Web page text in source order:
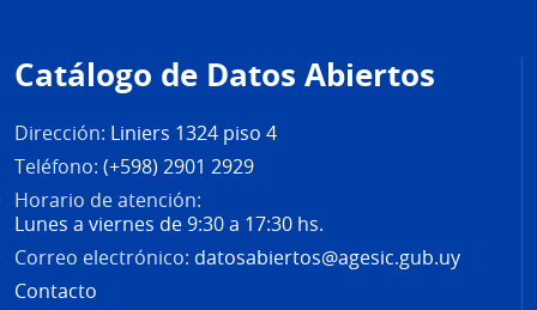
de
página
Catálogo de Datos Abiertos
Dirección: Liniers 1324 piso 4
Teléfono: (+598) 2901 2929
Horario de atención:
Lunes a viernes de 9:30 a 17:30 hs.
Correo electrónico: datosabiertos@agesic.gub.uy
Contacto